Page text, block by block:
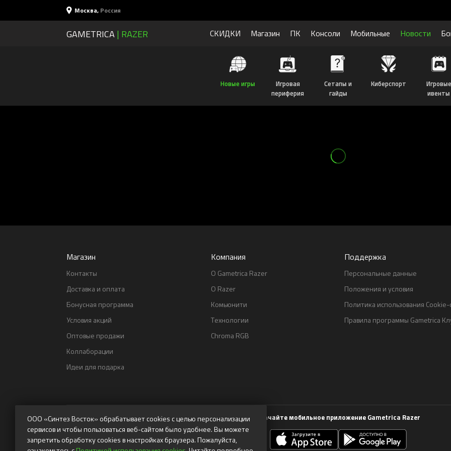
Москва, Россия
GAMETRICA | RAZER СКИДКИ Магазин ПК Консоли Мобильные Новости
Новые игры
Игровая
периферия
Сетапы и
гайды
Киберспорт
Игровые
ивенты
Магазин
Контакты
Доставка и оплата
Бонусная программа
Условия акций
Оптовые продажи
Коллаборации
Идеи для подарка
Компания
О Gametrica Razer
О Razer
Комьюнити
Технологии
Chroma RGB
Поддержка
Персональные данные
Положения и условия
Политика использования
Правила программы Gametrica
Скачайте мобильное приложение Gametrica Razer
ООО «Синтез Восток» обрабатывает cookies с целью персонализации
сервисов и чтобы пользоваться веб-сайтом было удобнее. Вы можете
запретить обработку cookies в настройках браузера. Пожалуйста,